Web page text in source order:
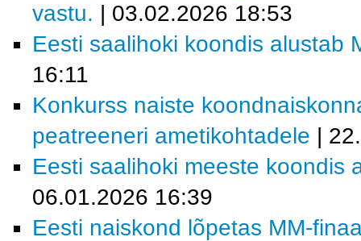
vastu. | 03.02.2026 18:53
Eesti saalihoki koondis alustab
16:11
Konkurss naiste
peatreeneri ametikohtadele |
Eesti saalihoki meeste koondis
06.01.2026 16:39
Eesti naiskond lõpetas MM-